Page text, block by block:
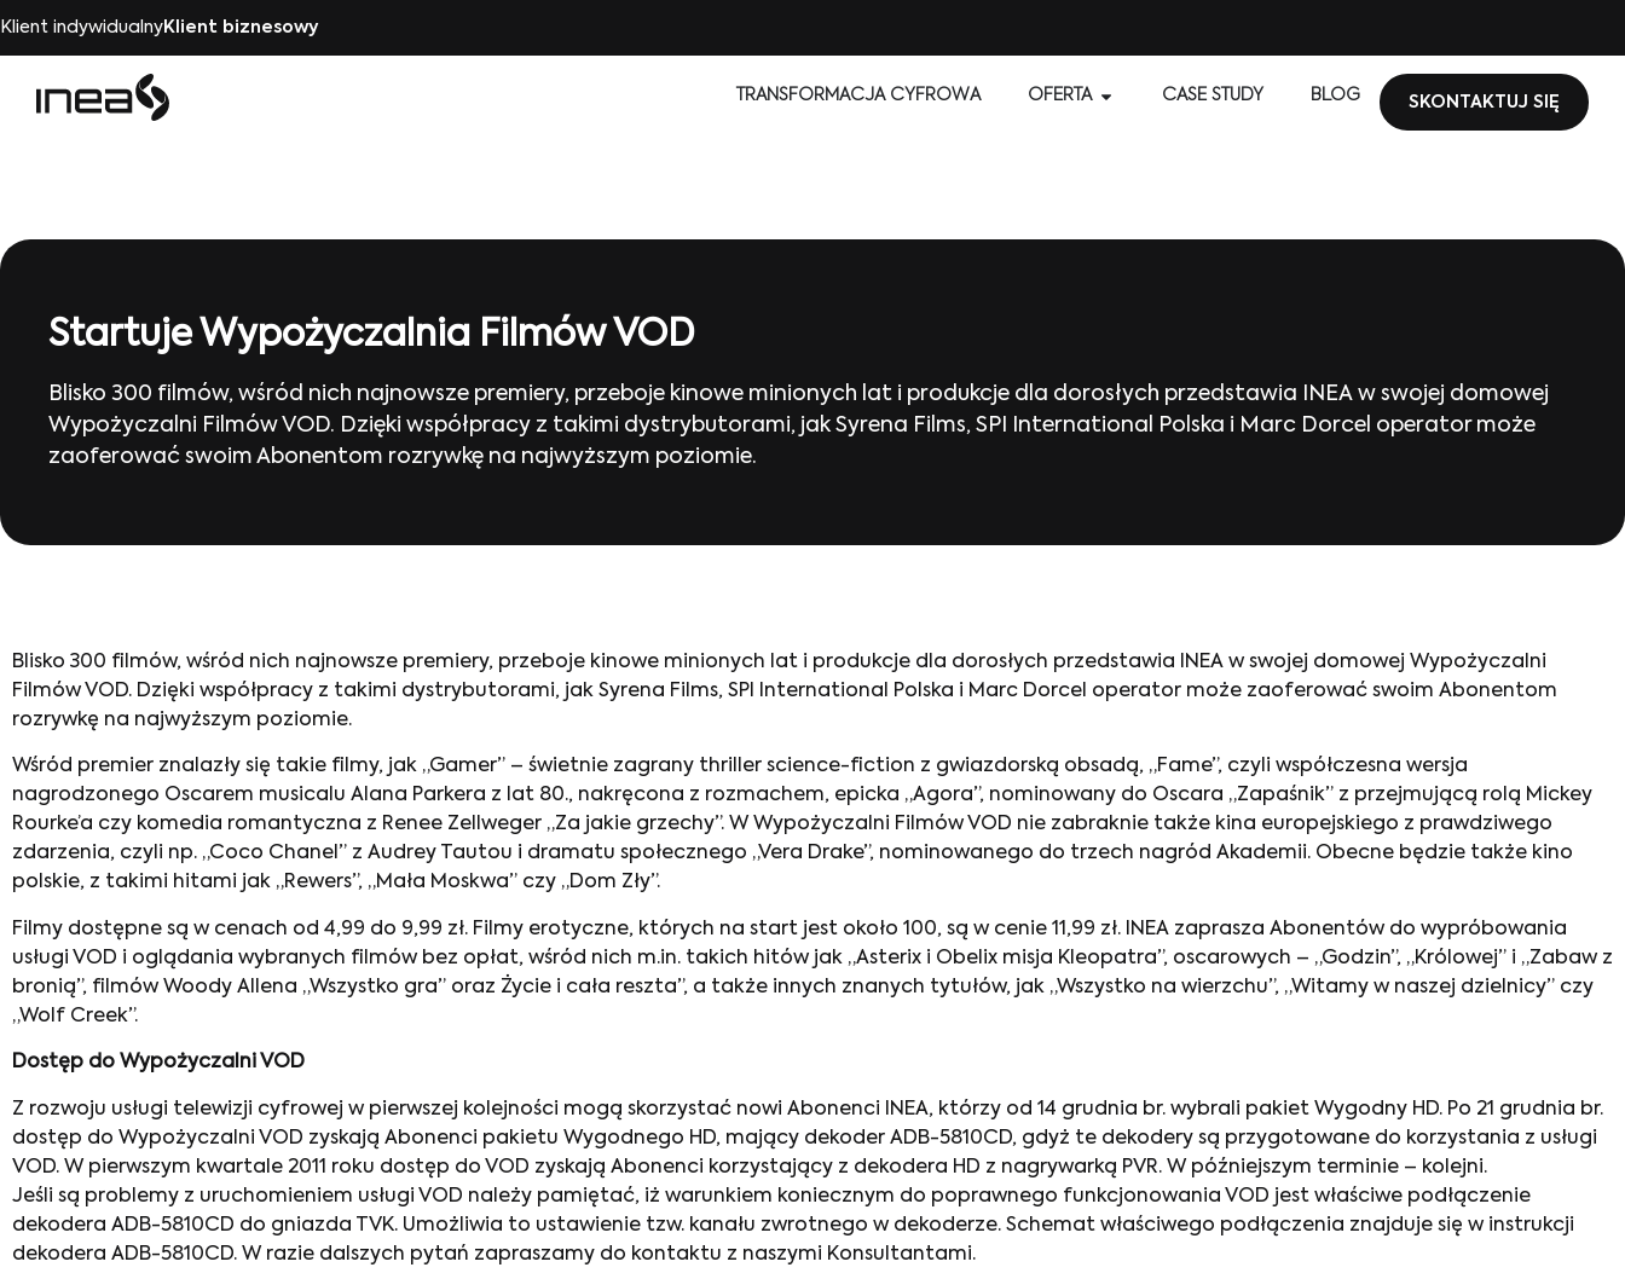
Klient indywidualnyKlient biznesowy
TRANSFORMACJA CYFROWA OFERTA CASE STUDY BLOG SKONTAKTUJ SIĘ
Startuje Wypożyczalnia Filmów VOD
Blisko 300 filmów, wśród nich najnowsze premiery, przeboje kinowe minionych lat i produkcje dla dorosłych przedstawia INEA w swojej domowej
Wypożyczalni Filmów VOD. Dzięki współpracy z takimi dystrybutorami, jak Syrena Films, SPI International Polska i Marc Dorcel operator może
zaoferować swoim Abonentom rozrywkę na najwyższym poziomie.
Blisko 300 filmów, wśród nich najnowsze premiery, przeboje kinowe minionych lat i produkcje dla dorosłych przedstawia INEA w swojej domowej Wypożyczalni
Filmów VOD. Dzięki współpracy z takimi dystrybutorami, jak Syrena Films, SPI International Polska i Marc Dorcel operator może zaoferować swoim Abonentom
rozrywkę na najwyższym poziomie.
Wśród premier znalazły się takie filmy, jak „Gamer” – świetnie zagrany thriller science-fiction z gwiazdorską obsadą, „Fame”, czyli współczesna wersja
nagrodzonego Oscarem musicalu Alana Parkera z lat 80., nakręcona z rozmachem, epicka „Agora”, nominowany do Oscara „Zapaśnik” z przejmującą rolą Mickey
Rourke’a czy komedia romantyczna z Renee Zellweger „Za jakie grzechy”. W Wypożyczalni Filmów VOD nie zabraknie także kina europejskiego z prawdziwego
zdarzenia, czyli np. „Coco Chanel” z Audrey Tautou i dramatu społecznego „Vera Drake”, nominowanego do trzech nagród Akademii. Obecne będzie także kino
polskie, z takimi hitami jak „Rewers”, „Mała Moskwa” czy „Dom Zły”.
Filmy dostępne są w cenach od 4,99 do 9,99 zł. Filmy erotyczne, których na start jest około 100, są w cenie 11,99 zł. INEA zaprasza Abonentów do wypróbowania
usługi VOD i oglądania wybranych filmów bez opłat, wśród nich m.in. takich hitów jak „Asterix i Obelix misja Kleopatra”, oscarowych – „Godzin”, „Królowej” i „Zabaw z
bronią”, filmów Woody Allena „Wszystko gra” oraz Życie i cała reszta”, a także innych znanych tytułów, jak „Wszystko na wierzchu”, „Witamy w naszej dzielnicy” czy
„Wolf Creek”.
Dostęp do Wypożyczalni VOD
Z rozwoju usługi telewizji cyfrowej w pierwszej kolejności mogą skorzystać nowi Abonenci INEA, którzy od 14 grudnia br. wybrali pakiet Wygodny HD. Po 21 grudnia br.
dostęp do Wypożyczalni VOD zyskają Abonenci pakietu Wygodnego HD, mający dekoder ADB-5810CD, gdyż te dekodery są przygotowane do korzystania z usługi
VOD. W pierwszym kwartale 2011 roku dostęp do VOD zyskają Abonenci korzystający z dekodera HD z nagrywarką PVR. W późniejszym terminie – kolejni.
Jeśli są problemy z uruchomieniem usługi VOD należy pamiętać, iż warunkiem koniecznym do poprawnego funkcjonowania VOD jest właściwe podłączenie
dekodera ADB-5810CD do gniazda TVK. Umożliwia to ustawienie tzw. kanału zwrotnego w dekoderze. Schemat właściwego podłączenia znajduje się w instrukcji
dekodera ADB-5810CD. W razie dalszych pytań zapraszamy do kontaktu z naszymi Konsultantami.